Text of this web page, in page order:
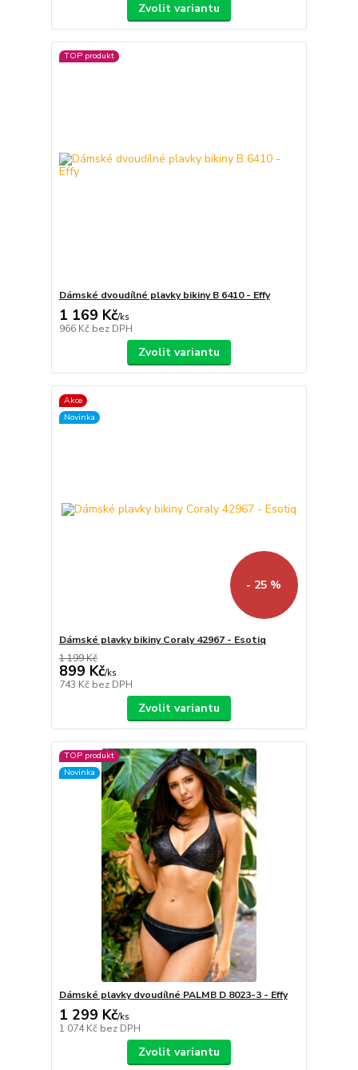
Zvolit variantu
TOP produkt
Dámské dvoudílné plavky bikiny B 6410 - Effy
1 169 Kč/ks
966 Kč bez DPH
Zvolit variantu
Akce
Novinka
- 25 %
Dámské plavky bikiny Coraly 42967 - Esotiq
1 199 Kč
899 Kč/ks
743 Kč bez DPH
Zvolit variantu
TOP produkt
Novinka
Dámské plavky dvoudílné PALMB D 8023-3 - Effy
1 299 Kč/ks
1 074 Kč bez DPH
Zvolit variantu